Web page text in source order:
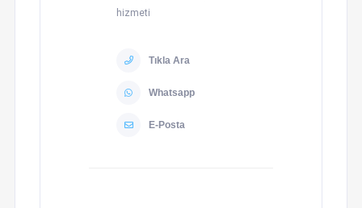
hizmeti
Tıkla Ara
Whatsapp
E-Posta